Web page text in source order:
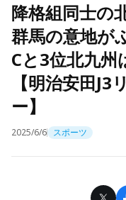
降格組同士の
群馬の意地が
Cと3位北九
【明治安田
ー】
2025/6/6 スポーツ